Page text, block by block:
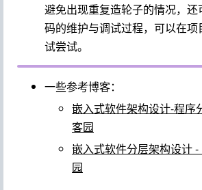
避免出现重复造轮子的情况，
码的维护与调试过程，可以在
试尝试。
一些参考博客：
嵌入式软件架构设计-程序
客园
嵌入式软件分层架构设计 -
园